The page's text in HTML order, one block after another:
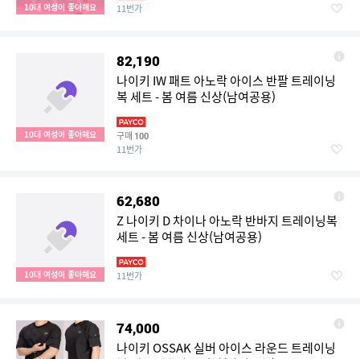
10대 여성이 좋아해요 11번가
10대 여성이 좋아해요
82,190
나이키 IW 패트 아노락 아이스 반팔 트레이닝
복 세트 - 봄 여름 신상(남여공용)
구매 100
11번가
10대 여성이 좋아해요
62,680
Z 나이키 D 차이나 아노락 반바지 트레이닝복
세트 - 봄 여름 신상(남여공용)
11번가
74,000
나이키 OSSAK 실버 아이스 라운드 트레이닝